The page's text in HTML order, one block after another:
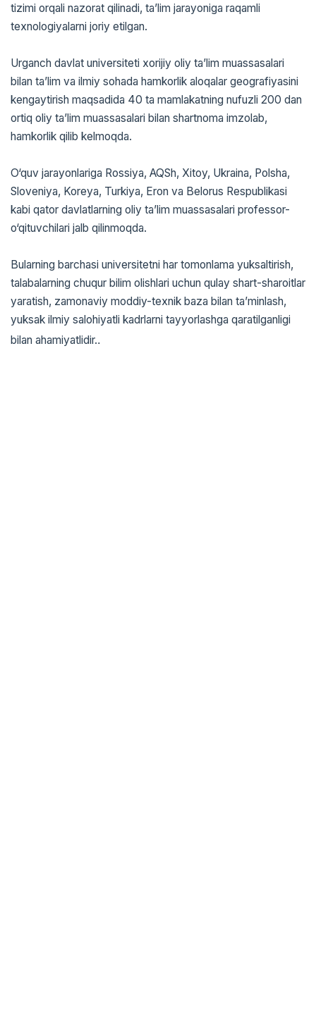
tizimi orqali nazorat qilinadi, ta’lim jarayoniga raqamli
texnologiyalarni joriy etilgan.
Urganch davlat universiteti xorijiy oliy ta’lim muassasalari
bilan ta’lim va ilmiy sohada hamkorlik aloqalar geografiyasini
kengaytirish maqsadida 40 ta mamlakatning nufuzli 200 dan
ortiq oliy ta’lim muassasalari bilan shartnoma imzolab,
hamkorlik qilib kelmoqda.
O‘quv jarayonlariga Rossiya, AQSh, Xitoy, Ukraina, Polsha,
Sloveniya, Koreya, Turkiya, Eron va Belorus Respublikasi
kabi qator davlatlarning oliy ta’lim muassasalari professor-
o‘qituvchilari jalb qilinmoqda.
Bularning barchasi universitetni har tomonlama yuksaltirish,
talabalarning chuqur bilim olishlari uchun qulay shart-sharoitlar
yaratish, zamonaviy moddiy-texnik baza bilan ta’minlash,
yuksak ilmiy salohiyatli kadrlarni tayyorlashga qaratilganligi
bilan ahamiyatlidir..